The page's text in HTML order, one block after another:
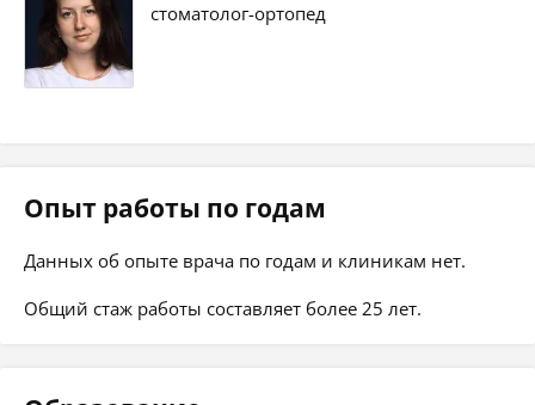
стоматолог-ортопед
Опыт работы по годам
Данных об опыте врача по годам и клиникам нет.
Общий стаж работы составляет более 25 лет.